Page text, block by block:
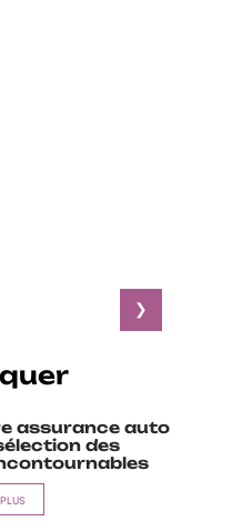
assurance auto
des